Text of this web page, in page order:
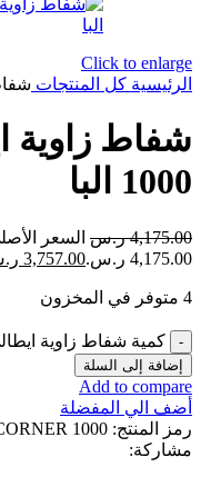
Click to enlarge
الرئيسية كل المنتجات شفاط
1000 البا
4,175.00 ر.س السعر
4,175.00 ر.س.
3,757.00
4 متوفر في المخزون
كمية شفاط زاوية ايطالي 100سم قوة 1000
إضافة إلى السلة
Add to compare
أضف الي المفضلة
رمز المنتج: 1000
مشاركة: